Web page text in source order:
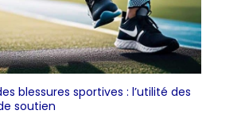
blessures sportives : l’utilité des
soutien